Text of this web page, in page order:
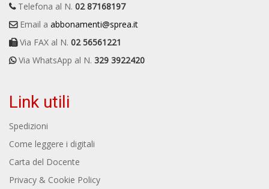
Telefona al N. 02 87168197
Email a abbonamenti@sprea.it
Via FAX al N. 02 56561221
Via WhatsApp al N. 329 3922420
Link utili
Spedizioni
Come leggere i digitali
Carta del Docente
Privacy & Cookie Policy